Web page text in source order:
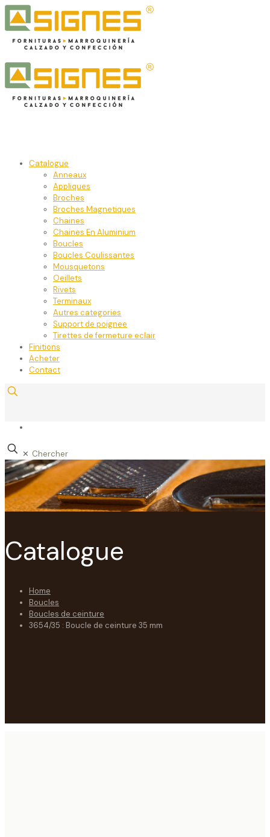
Catalogue
Anneaux
Appliques
Broches
Broches Magnetiques
Chaines
Chaines En Aluminium
Boucles
Boucles Coulissantes
Mousquetons
Oeillets
Rivets
Terminaux
Autres categories
Support de poignee
Tirettes de fermeture eclair
Finitions
Acheter
Contact
✕
Catalogue
Home
Boucles
Boucles de ceinture
3654/35 : Boucle de ceinture 35 mm